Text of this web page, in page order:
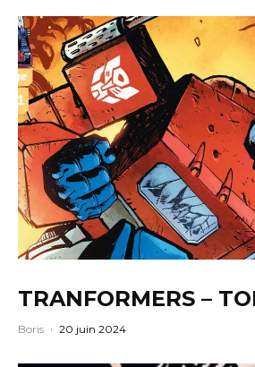
TRANFORMERS –
Boris · 20 juin 2024